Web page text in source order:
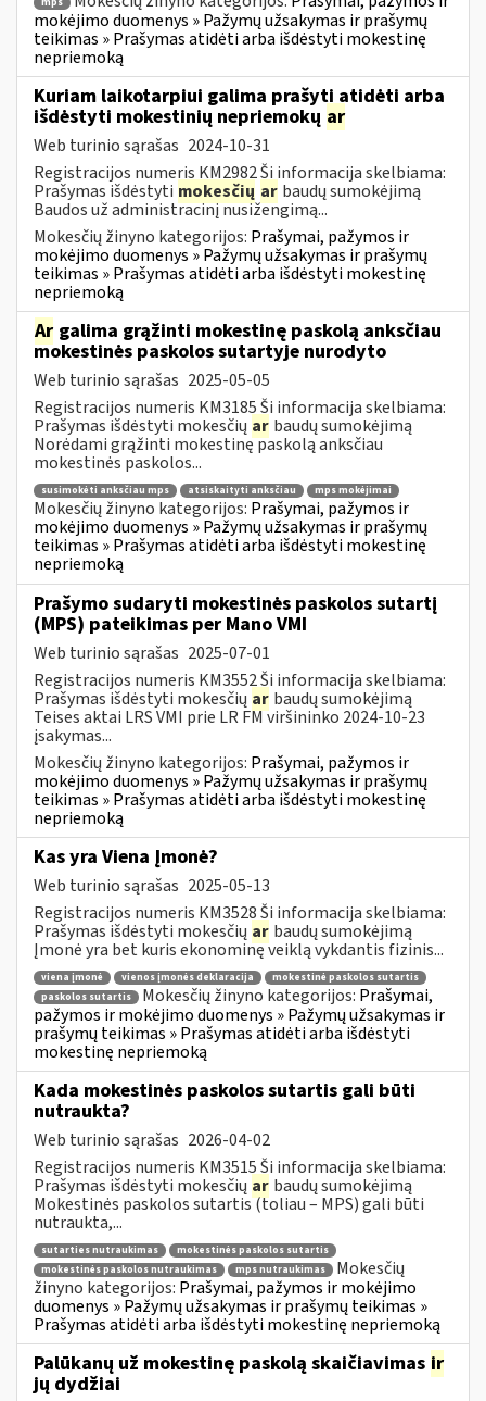
mokėjimo duomenys » Pažymų užsakymas ir prašymų
teikimas » Prašymas atidėti arba išdėstyti mokestinę
nepriemoką
Kuriam laikotarpiui galima prašyti atidėti arba
išdėstyti mokestinių nepriemokų ar
Web turinio sąrašas 2024-10-31
Registracijos numeris KM2982 Ši informacija skelbiama:
Prašymas išdėstyti mokesčių ar baudų sumokėjimą
Baudos už administracinį nusižengimą...
Mokesčių žinyno kategorijos: Prašymai, pažymos ir
mokėjimo duomenys » Pažymų užsakymas ir prašymų
teikimas » Prašymas atidėti arba išdėstyti mokestinę
nepriemoką
Ar galima grąžinti mokestinę paskolą anksčiau
mokestinės paskolos sutartyje nurodyto
Web turinio sąrašas 2025-05-05
Registracijos numeris KM3185 Ši informacija skelbiama:
Prašymas išdėstyti mokesčių ar baudų sumokėjimą
Norėdami grąžinti mokestinę paskolą anksčiau
mokestinės paskolos...
susimokėti anksčiau mps atsiskaityti anksčiau mps mokėjimai
Mokesčių žinyno kategorijos: Prašymai, pažymos ir
mokėjimo duomenys » Pažymų užsakymas ir prašymų
teikimas » Prašymas atidėti arba išdėstyti mokestinę
nepriemoką
Prašymo sudaryti mokestinės paskolos sutartį
(MPS) pateikimas per Mano VMI
Web turinio sąrašas 2025-07-01
Registracijos numeris KM3552 Ši informacija skelbiama:
Prašymas išdėstyti mokesčių ar baudų sumokėjimą
Teises aktai LRS VMI prie LR FM viršininko 2024-10-23
įsakymas...
Mokesčių žinyno kategorijos: Prašymai, pažymos ir
mokėjimo duomenys » Pažymų užsakymas ir prašymų
teikimas » Prašymas atidėti arba išdėstyti mokestinę
nepriemoką
Kas yra Viena Įmonė?
Web turinio sąrašas 2025-05-13
Registracijos numeris KM3528 Ši informacija skelbiama:
Prašymas išdėstyti mokesčių ar baudų sumokėjimą
Įmonė yra bet kuris ekonominę veiklą vykdantis fizinis...
viena įmonė vienos įmonės deklaracija
mokestinė paskolos sutartis
paskolos sutartis
Mokesčių žinyno kategorijos: Prašymai,
pažymos ir mokėjimo duomenys » Pažymų užsakymas ir
prašymų teikimas » Prašymas atidėti arba išdėstyti
mokestinę nepriemoką
Kada mokestinės paskolos sutartis gali būti
nutraukta?
Web turinio sąrašas 2026-04-02
Registracijos numeris KM3515 Ši informacija skelbiama:
Prašymas išdėstyti mokesčių ar baudų sumokėjimą
Mokestinės paskolos sutartis (toliau – MPS) gali būti
nutraukta,...
sutarties nutraukimas
mokestinės paskolos sutartis
mokestinės paskolos nutraukimas
mps nutraukimas
Mokesčių
žinyno kategorijos: Prašymai, pažymos ir mokėjimo
duomenys » Pažymų užsakymas ir prašymų teikimas »
Prašymas atidėti arba išdėstyti mokestinę nepriemoką
Palūkanų už mokestinę paskolą skaičiavimas ir
jų dydžiai